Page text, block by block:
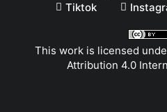
Tiktok
This work is licensed
Attribution 4.0